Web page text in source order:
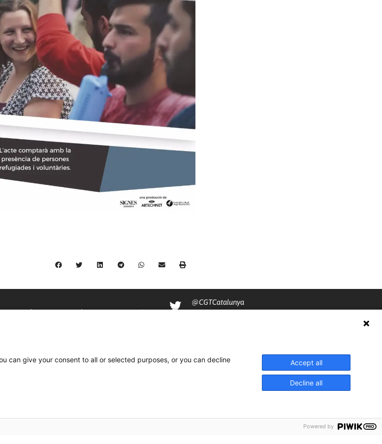
@CGTCatalunya
cgtcatalunya
can give your consent to all or selected purposes, or you can decline
Accept all
Decline all
Powered by